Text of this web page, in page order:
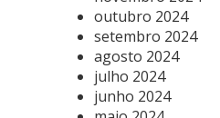
outubro 2024
setembro 2024
agosto 2024
julho 2024
junho 2024